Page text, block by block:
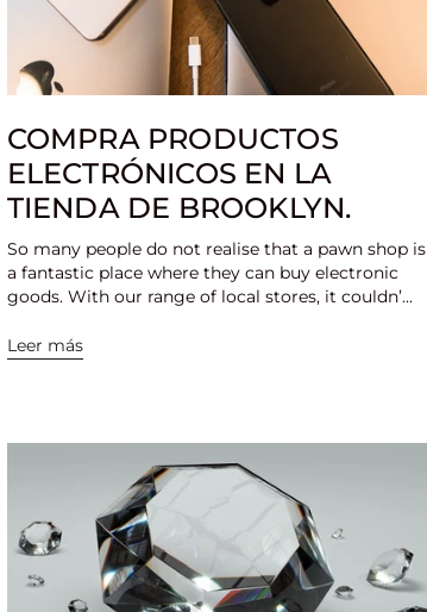
COMPRA PRODUCTOS
ELECTRÓNICOS EN LA
TIENDA DE BROOKLYN.
So many people do not realise that a pawn shop is
a fantastic place where they can buy electronic
goods. With our range of local stores, it couldn’...
Leer más